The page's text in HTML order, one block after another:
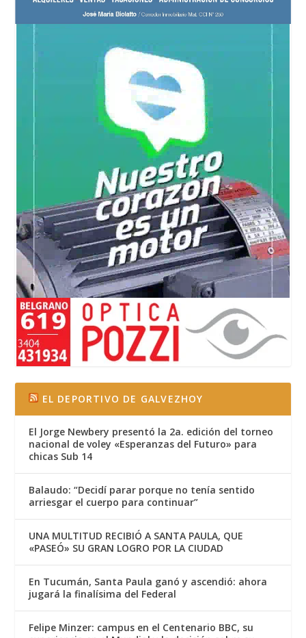
EL DEPORTIVO DE GALVEZHOY
El Jorge Newbery presentó la 2a. edición del torneo
nacional de voley «Esperanzas del Futuro» para
chicas Sub 14
Balaudo: “Decidí parar porque no tenía sentido
arriesgar el cuerpo para continuar”
UNA MULTITUD RECIBIÓ A SANTA PAULA, QUE
«PASEÓ» SU GRAN LOGRO POR LA CIUDAD
En Tucumán, Santa Paula ganó y ascendió: ahora
jugará la finalísima del Federal
Felipe Minzer: campus en el Centenario BBC, su